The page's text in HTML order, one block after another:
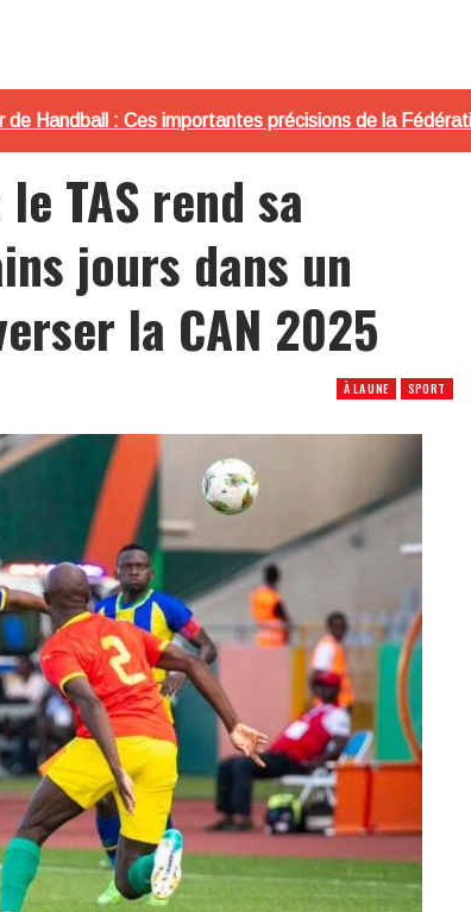
de Handball : Ces importantes précisions de la
TAS rend sa
jours dans un
la CAN 2025
À LA UNE SPORT